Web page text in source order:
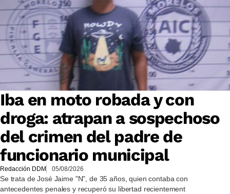
Iba en moto robada y con
droga: atrapan a sospechoso
del crimen del padre de
funcionario municipal
Redacción DDM 05/08/2026
Se trata de José Jaime "N", de 35 años, quien contaba con
antecedentes penales y recuperó su libertad recientement